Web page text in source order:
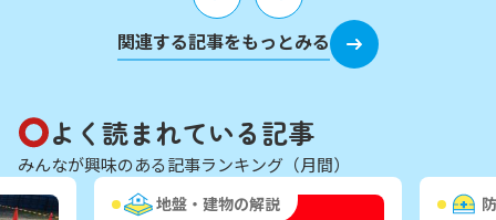
関連する記事をもっとみる
よく読まれている記事
みんなが興味のある記事ランキング（月間）
地盤・建物の解説